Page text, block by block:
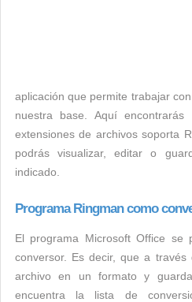
aplicación que permite trabajar
nuestra base. Aquí
extensiones de archivos soporta
podrás visualizar, editar o
indicado.
Programa Ringman como
El programa Microsoft Office se
conversor. Es decir, que a
archivo en un formato y
encuentra la lista de